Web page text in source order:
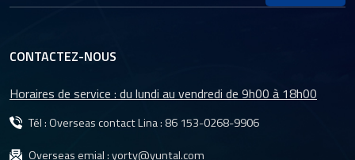
l'inspection de la qualité.
CONTACTEZ-NOUS
Horaires de service : du lundi au vendredi de 9h00 à 18h00
Tél : Overseas contact Lina :86 153-0268-9906
Overseas emial :yorty@yuntal.com